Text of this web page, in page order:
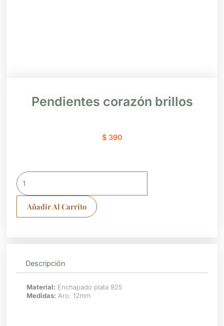
Pendientes corazón brillos
$390
Pendientes
corazón
cantidad
Añadir Al Carrito
Descripción
Material: Enchapado plata 925
Medidas: Aro: 12mm